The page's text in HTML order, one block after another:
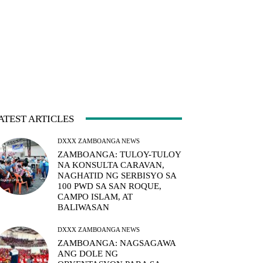
ARTICLES
DXXX ZAMBOANGA NEWS
ZAMBOANGA: TULOY-TULOY
NA KONSULTA CARAVAN,
NAGHATID NG SERBISYO SA
100 PWD SA SAN ROQUE,
CAMPO ISLAM, AT
BALIWASAN
DXXX ZAMBOANGA NEWS
ZAMBOANGA: NAGSAGAWA
ANG DOLE NG